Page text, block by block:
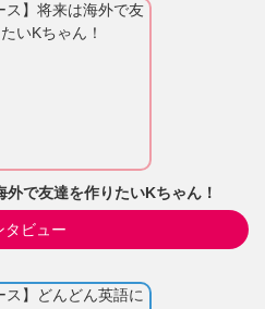
外で友達を作りたいKちゃん！
タビュー